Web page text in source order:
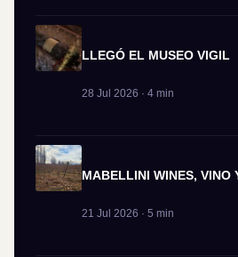
LLEGÓ EL MUSEO VIGIL
28 Jul 2026 · 4 min
MABELLINI WINES, VINO
21 Jul 2026 · 5 min